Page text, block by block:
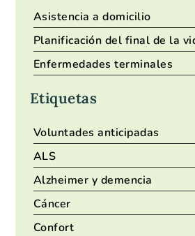
Asistencia a domicilio
Planificación del final de la
Enfermedades terminales
Etiquetas
Voluntades anticipadas
ALS
Alzheimer y demencia
Cáncer
Confort